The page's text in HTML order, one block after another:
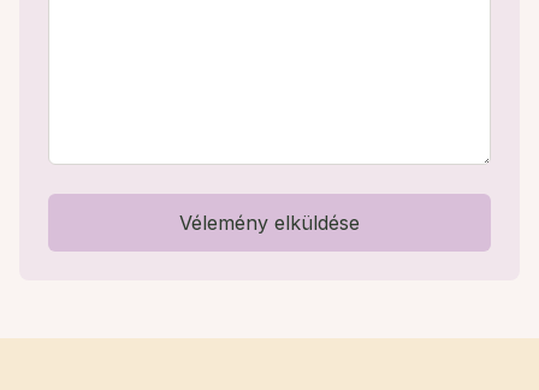
Vélemény elküldése